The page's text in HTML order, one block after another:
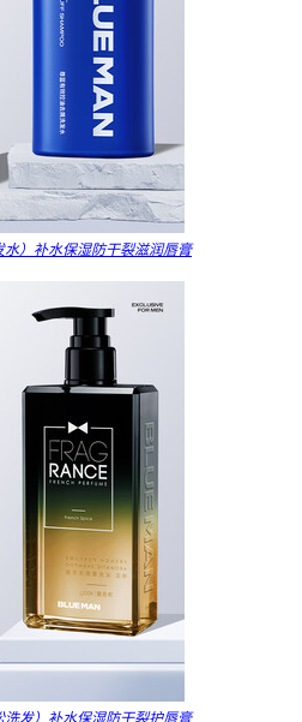
）补水保湿防干裂滋润唇膏
发）补水保湿防干裂护唇膏